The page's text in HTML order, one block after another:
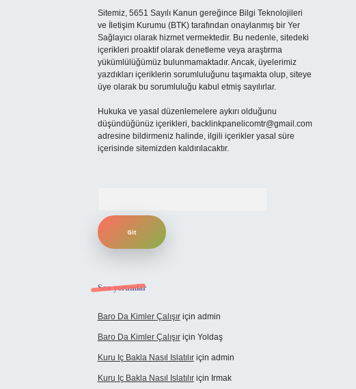
Sitemiz, 5651 Sayılı Kanun gereğince Bilgi Teknolojileri
ve İletişim Kurumu (BTK) tarafından onaylanmış bir Yer
Sağlayıcı olarak hizmet vermektedir. Bu nedenle, sitedeki
içerikleri proaktif olarak denetleme veya araştırma
yükümlülüğümüz bulunmamaktadır. Ancak, üyelerimiz
yazdıkları içeriklerin sorumluluğunu taşımakta olup, siteye
üye olarak bu sorumluluğu kabul etmiş sayılırlar.
Hukuka ve yasal düzenlemelere aykırı olduğunu
düşündüğünüz içerikleri, backlinkpanelicomtr@gmail.com
adresine bildirmeniz halinde, ilgili içerikler yasal süre
içerisinde sitemizden kaldırılacaktır.
Son yorumlar
Baro Da Kimler Çalışıriçin admin
Baro Da Kimler Çalışıriçin Yoldaş
Kuru Iç Bakla Nasıl Islatılıriçin admin
Kuru Iç Bakla Nasıl Islatılıriçin Irmak